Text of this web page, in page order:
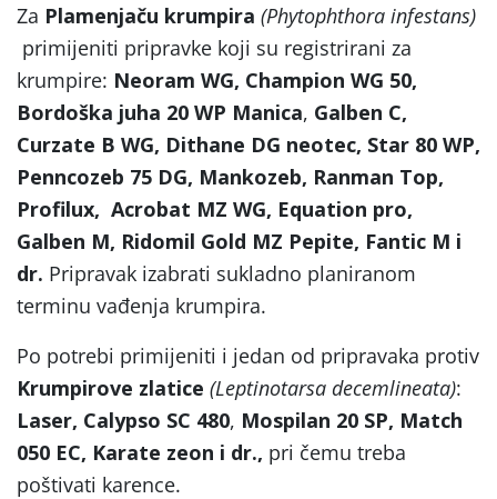
Za Plamenjaču krumpira (Phytophthora infestans)
primijeniti pripravke koji su registrirani za
krumpire: Neoram WG, Champion WG 50,
Bordoška juha 20 WP Manica, Galben C,
Curzate B WG, Dithane DG neotec, Star 80 WP,
Penncozeb 75 DG, Mankozeb, Ranman Top,
Profilux, Acrobat MZ WG, Equation pro,
Galben M, Ridomil Gold MZ Pepite, Fantic M i
dr. Pripravak izabrati sukladno planiranom
terminu vađenja krumpira.
Po potrebi primijeniti i jedan od pripravaka protiv
Krumpirove zlatice (Leptinotarsa decemlineata):
Laser, Calypso SC 480, Mospilan 20 SP, Match
050 EC, Karate zeon i dr., pri čemu treba
poštivati karence.